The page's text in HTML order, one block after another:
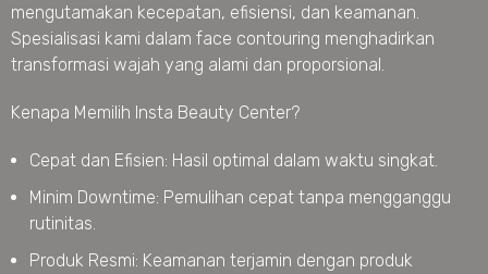
mengutamakan kecepatan, efisiensi, dan keamanan.
Spesialisasi kami dalam face contouring menghadirkan
transformasi wajah yang alami dan proporsional.
Kenapa Memilih Insta Beauty Center?
Cepat dan Efisien: Hasil optimal dalam waktu singkat.
Minim Downtime: Pemulihan cepat tanpa mengganggu
rutinitas.
Produk Resmi: Keamanan terjamin dengan produk